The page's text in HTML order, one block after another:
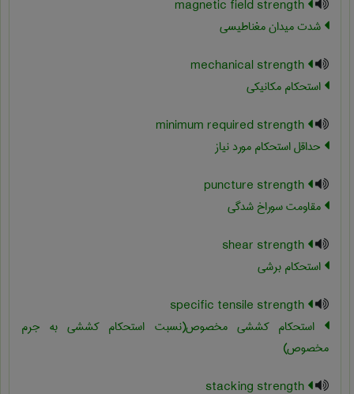
شدت میدان مغناطیسی
استحکام مکانیکی
حداقل استحکام مورد نیاز
مقاومت سوراخ شدگی
استحکام برشی
استحکام کششی مخصوص(نسبت استحکام کششی به جرم
مخصوص)